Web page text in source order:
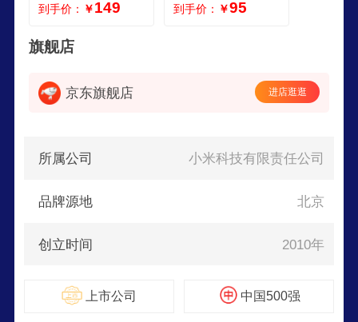
手机平板笔记本户
到手价： ￥149
电脑 储能户外电源
到手价： ￥95
旗舰店
京东旗舰店 进店逛逛
所属公司 小米科技有限责任公司
品牌源地 北京
创立时间 2010年
上市公司 中国500强